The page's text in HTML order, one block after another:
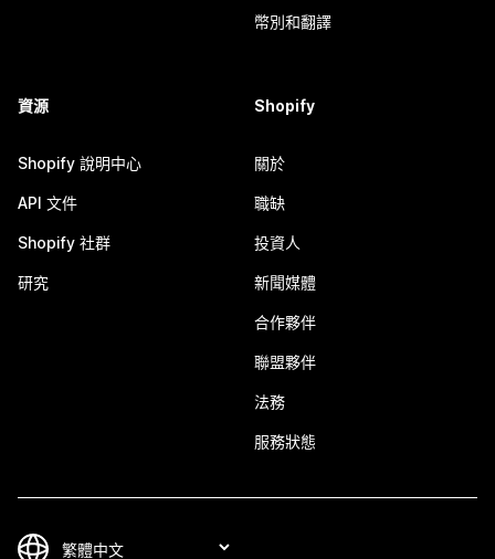
幣別和翻譯
資源
Shopify 說明中心
API 文件
Shopify 社群
研究
Shopify
關於
職缺
投資人
新聞媒體
合作夥伴
聯盟夥伴
法務
服務狀態